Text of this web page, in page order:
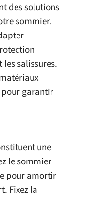
des solutions
sommier.
salissures.
garantir
une
le sommier
pour amortir
Fixez la